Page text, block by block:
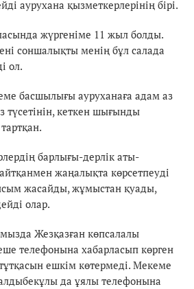
аурухана қызметкерлерінің бірі.
жүргеніме 11 жыл болды.
соншалықты менің бұл салада
ол.
басшылығы ауруханаға адам аз
түсетінін, кеткен шығынды
барлығы-дерлік аты-
жаңалықта көрсетпеуді
жасайды, жұмыстан қуады,
олар.
Жезқазған көпсалалы
телефонына хабарласып көрген
ешкім көтермеді. Мекеме
да ұялы телефонына